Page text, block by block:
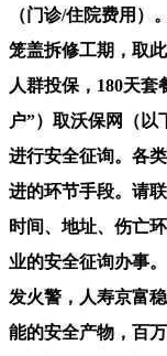
（门诊/住院费用）
笼盖拆修工期，取
人群投保，180天套
户”）取沃保网（以
进行安全征询。各
进的环节手段。请
时间、地址、伤亡
业的安全征询办事
发火警，人寿京富
能的安全产物，百